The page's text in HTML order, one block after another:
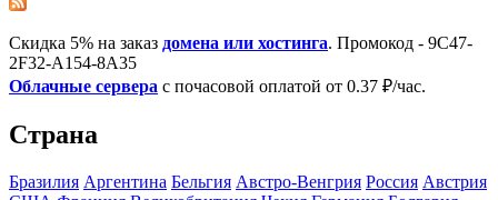
Скидка 5% на заказ домена или хостинга. Промокод - 9C47-
2F32-A154-8A35
Облачные сервера с почасовой оплатой от 0.37 ₽/час.
Страна
Бразилия Аргентина Бельгия Австро-Венгрия Росcия Австрия